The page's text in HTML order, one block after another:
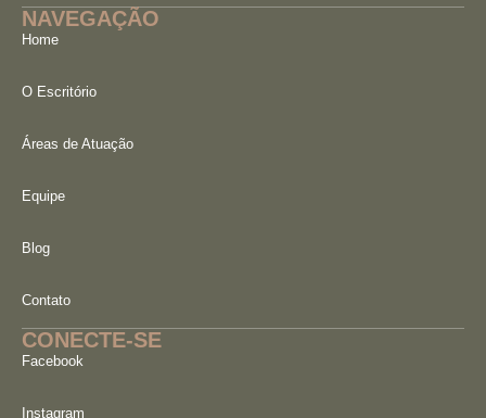
NAVEGAÇÃO
Home
O Escritório
Áreas de Atuação
Equipe
Blog
Contato
CONECTE-SE
Facebook
Instagram